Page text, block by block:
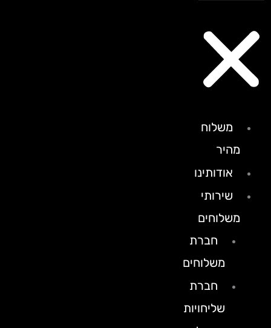
משלוח
מהיר
אודותינו
שירותי
משלוחים
חברת
משלוחים
חברת
שליחויות